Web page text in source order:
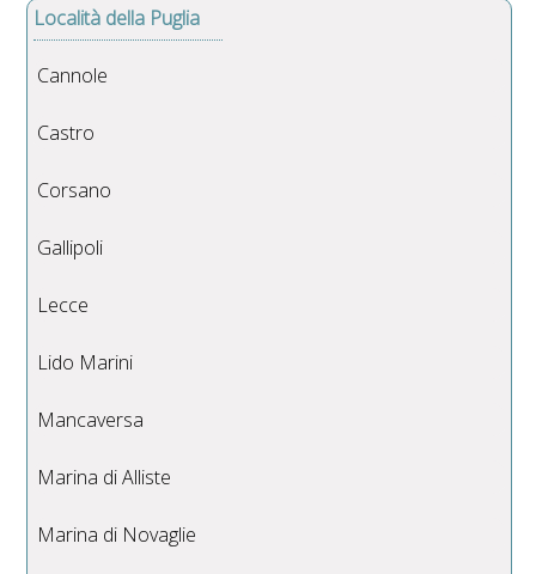
Località della Puglia
Cannole
Castro
Corsano
Gallipoli
Lecce
Lido Marini
Mancaversa
Marina di Alliste
Marina di Novaglie